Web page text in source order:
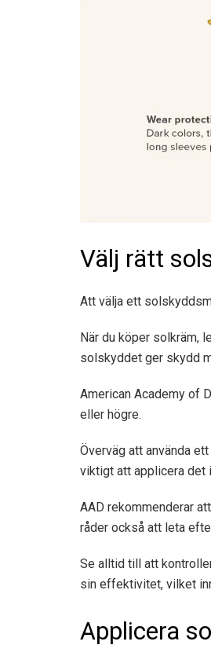
Välj rätt
Att välja ett
När du köper solkräm,
solskyddet ger skydd
American Academy of
eller högre.
Överväg att använda
viktigt att applicera det
AAD rekommenderar
råder också att leta
Se alltid till att
sin effektivitet, vilket
Applicera